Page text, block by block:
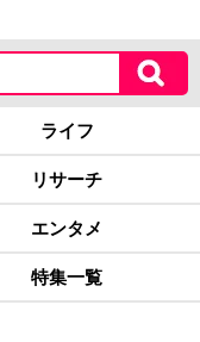
ライフ
リサーチ
エンタメ
特集一覧